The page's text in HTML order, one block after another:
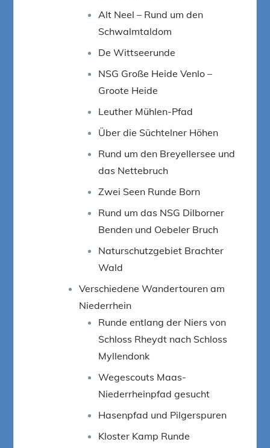
Alt Neel – Rund um den
Schwalmtaldom
De Wittseerunde
NSG Große Heide Venlo –
Groote Heide
Leuther Mühlen-Pfad
Über die Süchtelner Höhen
Rund um den Breyellersee und
das Nettebruch
Zwei Seen Runde Born
Rund um das NSG Dilborner
Benden und Oebeler Bruch
Naturschutzgebiet Brachter
Wald
Verschiedene Wandertouren am
Niederrhein
Runde entlang der Niers von
Schloss Rheydt nach Schloss
Myllendonk
Wegescouts Maas-
Niederrheinpfad gesucht
Hasenpfad und Pilgerspuren
Kloster Kamp Runde